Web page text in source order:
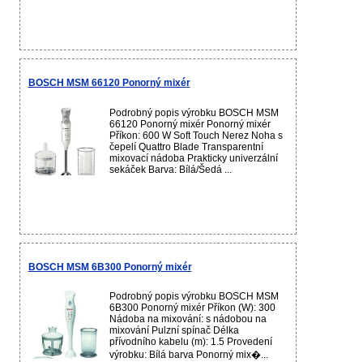
BOSCH MSM 66120 Ponorný mixér
Podrobný popis výrobku BOSCH MSM
66120 Ponorný mixér Ponorný mixér
Příkon: 600 W Soft Touch Nerez Noha s
čepelí Quattro Blade Transparentní
mixovací nádoba Prakticky univerzální
sekáček Barva: Bílá/Šedá ...
BOSCH MSM 6B300 Ponorný mixér
Podrobný popis výrobku BOSCH MSM
6B300 Ponorný mixér Příkon (W): 300
Nádoba na mixování: s nádobou na
mixování Pulzní spínač Délka
přívodního kabelu (m): 1.5 Provedení
výrobku: Bílá barva Ponorný mix�...